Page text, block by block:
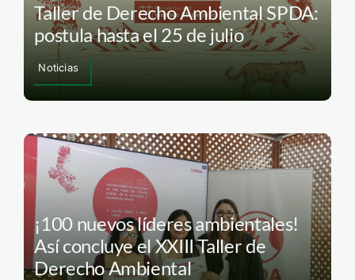
Taller de Derecho Ambiental SPDA:
postula hasta el 25 de julio
Noticias
¡100 nuevos líderes ambientales!
Así concluye el XXIII Taller de
Derecho Ambiental